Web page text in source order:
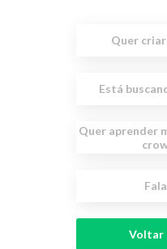
Quer criar
Está
Quer aprender
Voltar